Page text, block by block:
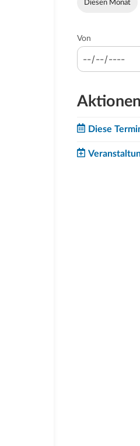
Diesen Monat
Von
Aktionen
Diese